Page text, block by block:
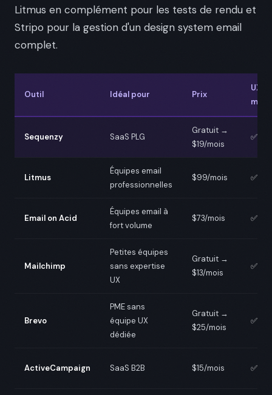
Litmus en complément pour les tests de rendu et
Stripo pour la gestion d'un design system email
complet.
Outil Idéal pour Prix
UX
Sequenzy SaaS PLG
Gratuit →
$19/mois
✅
Litmus
Équipes email
professionnelles
$99/mois ✅
Email on Acid
Équipes email à
fort volume
$73/mois ✅
Mailchimp
Petites équipes
sans expertise
UX
Gratuit →
$13/mois
✅
Brevo
PME sans
équipe UX
dédiée
Gratuit →
$25/mois
✅
ActiveCampaign SaaS B2B $15/mois ✅